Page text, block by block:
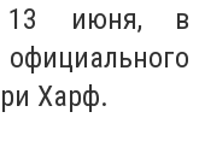
13 июня, в
Харф.